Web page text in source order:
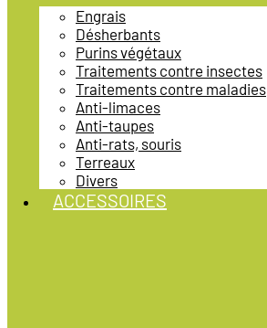
Engrais
Désherbants
Purins végétaux
Traitements contre insectes
Traitements contre maladies
Anti-limaces
Anti-taupes
Anti-rats, souris
Terreaux
Divers
ACCESSOIRES